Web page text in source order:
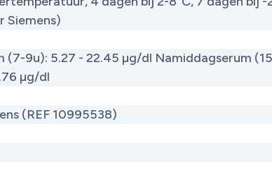
Siemens)
(7-9u): 5.27 - 22.45 µg/dl Namiddagserum
µg/dl
(REF 10995538)